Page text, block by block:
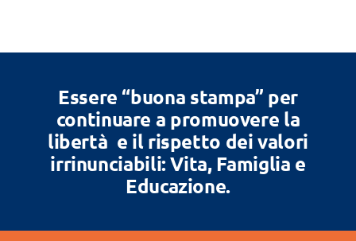
Essere “buona stampa” per
continuare a promuovere la
libertà e il rispetto dei valori
irrinunciabili: Vita, Famiglia e
Educazione.